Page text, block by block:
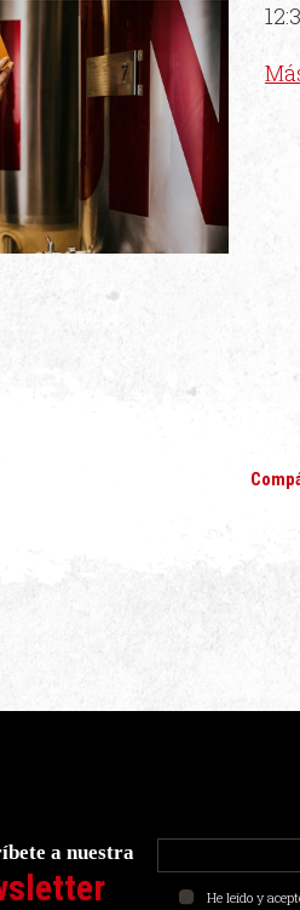
a nuestra
He leído y